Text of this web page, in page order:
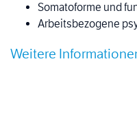
Somatoforme und
Arbeitsbezogene
Weitere